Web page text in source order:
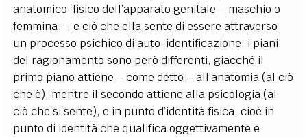
anatomico-fisico dell’apparato genitale – maschio o
femmina –, e ciò che ella sente di essere attraverso
un processo psichico di auto-identificazione: i piani
del ragionamento sono però differenti, giacché il
primo piano attiene – come detto – all’anatomia (al ciò
che è), mentre il secondo attiene alla psicologia (al
ciò che si sente), e in punto d’identità fisica, cioè in
punto di identità che qualifica oggettivamente e